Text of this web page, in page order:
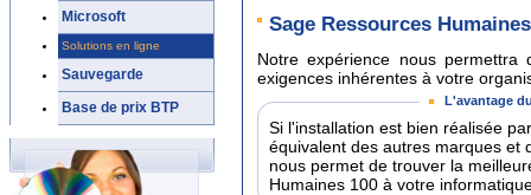
Microsoft
Solutions en ligne
Sauvegarde
Base de prix BTP
Sage Ressources
Notre expérience nous
exigences inhérentes à votre
L'avantage
Si l'installation est bien réalisée
équivalent des autres marques et
nous permet de trouver la
Humaines 100 à votre